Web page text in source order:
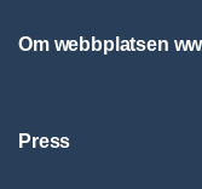
Om webbplatsen
Press